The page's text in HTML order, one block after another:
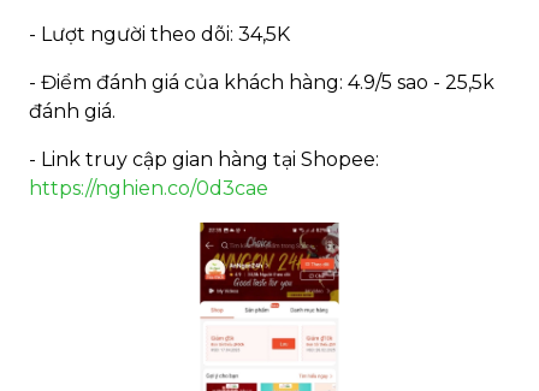
- Lượt người theo dõi: 34,5K
- Điểm đánh giá của khách hàng: 4.9/5 sao - 25,5k
đánh giá.
- Link truy cập gian hàng tại Shopee:
https://nghien.co/0d3cae